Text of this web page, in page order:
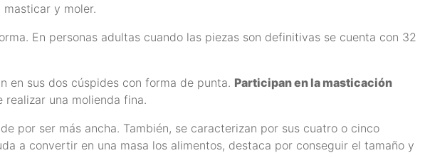
y moler.
En personas adultas cuando las piezas son definitivas se cuenta con 32
en sus dos cúspides con forma de punta. Participan en la masticación
una molienda fina.
por ser más ancha. También, se caracterizan por sus cuatro o cinco
a convertir en una masa los alimentos, destaca por conseguir el tamaño y